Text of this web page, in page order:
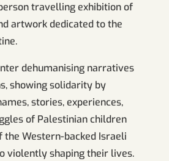
travelling exhibition of
artwork dedicated to the
dehumanising narratives
showing solidarity by
stories, experiences,
of Palestinian children
the Western-backed Israeli
violently shaping their lives.